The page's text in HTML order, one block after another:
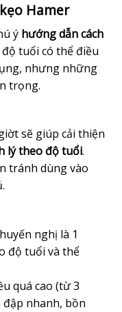
Hamer
ý hướng dẫn cách
tuổi có thể điều
nhưng những
trọng.
sẽ giúp cải thiện
lý theo độ tuổi.
tránh dùng vào
nghị là 1
độ tuổi và thể
quá cao (từ 3
nhanh, bồn